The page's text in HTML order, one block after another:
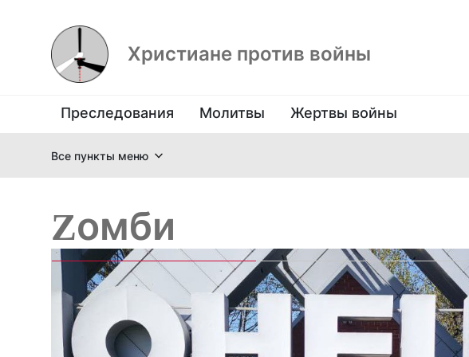
Христиане против войны
Преследования Молитвы Жертвы войны
Все пункты меню
Zомби